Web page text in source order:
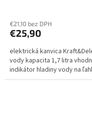
€21,10 bez DPH
€25,90
elektrická kanvica
vody kapacita 1,7 litra
indikátor hladiny vody na